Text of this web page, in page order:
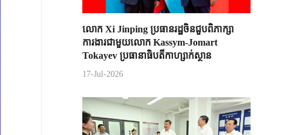
លោក Xi Jinping ប្រធានរដ្ឋចិន​ជួបពិភាក្សា​
ការងារជាមួយ​លោក Kassym-Jomart ​
Tokayev ​ប្រធានាធិបតី​កាហ្សាក់ស្ថាន​
17-Jul-2026